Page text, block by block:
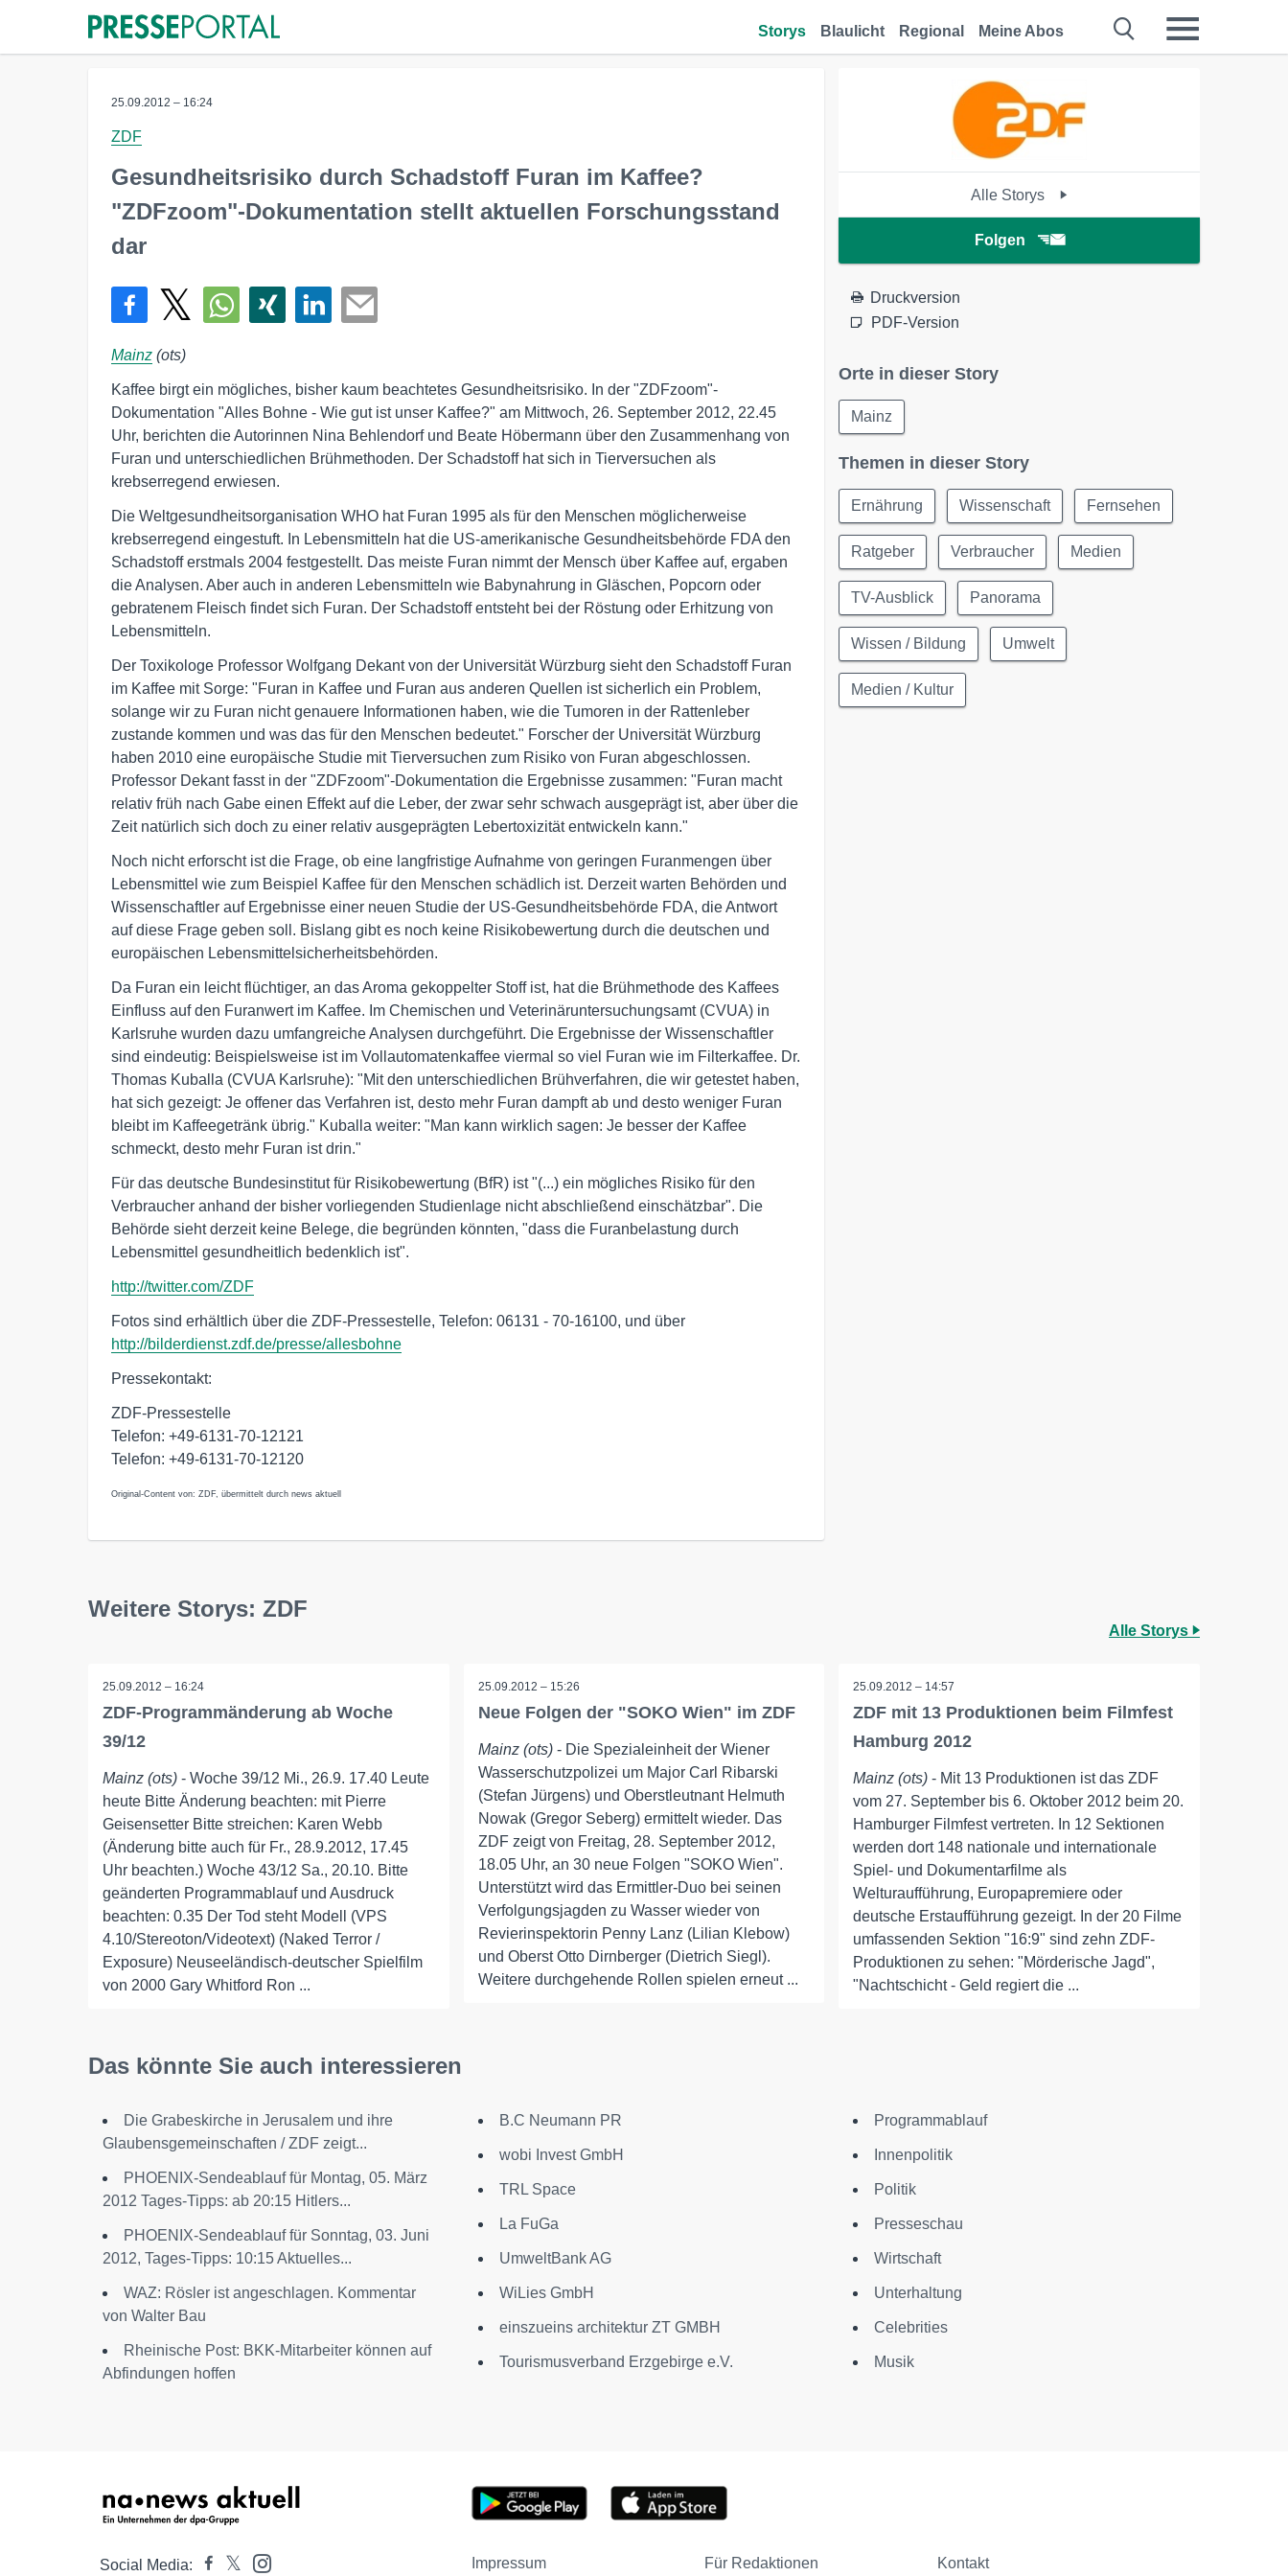
Storys Blaulicht Regional Meine Abos
25.09.2012 – 16:24
ZDF
Gesundheitsrisiko durch Schadstoff Furan im Kaffee?
"ZDFzoom"-Dokumentation stellt aktuellen Forschungsstand
dar
Mainz (ots)
Kaffee birgt ein mögliches, bisher kaum beachtetes Gesundheitsrisiko. In der "ZDFzoom"-
Dokumentation "Alles Bohne - Wie gut ist unser Kaffee?" am Mittwoch, 26. September 2012, 22.45
Uhr, berichten die Autorinnen Nina Behlendorf und Beate Höbermann über den Zusammenhang von
Furan und unterschiedlichen Brühmethoden. Der Schadstoff hat sich in Tierversuchen als
krebserregend erwiesen.
Die Weltgesundheitsorganisation WHO hat Furan 1995 als für den Menschen möglicherweise
krebserregend eingestuft. In Lebensmitteln hat die US-amerikanische Gesundheitsbehörde FDA den
Schadstoff erstmals 2004 festgestellt. Das meiste Furan nimmt der Mensch über Kaffee auf, ergaben
die Analysen. Aber auch in anderen Lebensmitteln wie Babynahrung in Gläschen, Popcorn oder
gebratenem Fleisch findet sich Furan. Der Schadstoff entsteht bei der Röstung oder Erhitzung von
Lebensmitteln.
Der Toxikologe Professor Wolfgang Dekant von der Universität Würzburg sieht den Schadstoff Furan
im Kaffee mit Sorge: "Furan in Kaffee und Furan aus anderen Quellen ist sicherlich ein Problem,
solange wir zu Furan nicht genauere Informationen haben, wie die Tumoren in der Rattenleber
zustande kommen und was das für den Menschen bedeutet." Forscher der Universität Würzburg
haben 2010 eine europäische Studie mit Tierversuchen zum Risiko von Furan abgeschlossen.
Professor Dekant fasst in der "ZDFzoom"-Dokumentation die Ergebnisse zusammen: "Furan macht
relativ früh nach Gabe einen Effekt auf die Leber, der zwar sehr schwach ausgeprägt ist, aber über die
Zeit natürlich sich doch zu einer relativ ausgeprägten Lebertoxizität entwickeln kann."
Noch nicht erforscht ist die Frage, ob eine langfristige Aufnahme von geringen Furanmengen über
Lebensmittel wie zum Beispiel Kaffee für den Menschen schädlich ist. Derzeit warten Behörden und
Wissenschaftler auf Ergebnisse einer neuen Studie der US-Gesundheitsbehörde FDA, die Antwort
auf diese Frage geben soll. Bislang gibt es noch keine Risikobewertung durch die deutschen und
europäischen Lebensmittelsicherheitsbehörden.
Da Furan ein leicht flüchtiger, an das Aroma gekoppelter Stoff ist, hat die Brühmethode des Kaffees
Einfluss auf den Furanwert im Kaffee. Im Chemischen und Veterinäruntersuchungsamt (CVUA) in
Karlsruhe wurden dazu umfangreiche Analysen durchgeführt. Die Ergebnisse der Wissenschaftler
sind eindeutig: Beispielsweise ist im Vollautomatenkaffee viermal so viel Furan wie im Filterkaffee. Dr.
Thomas Kuballa (CVUA Karlsruhe): "Mit den unterschiedlichen Brühverfahren, die wir getestet haben,
hat sich gezeigt: Je offener das Verfahren ist, desto mehr Furan dampft ab und desto weniger Furan
bleibt im Kaffeegetränk übrig." Kuballa weiter: "Man kann wirklich sagen: Je besser der Kaffee
schmeckt, desto mehr Furan ist drin."
Für das deutsche Bundesinstitut für Risikobewertung (BfR) ist "(...) ein mögliches Risiko für den
Verbraucher anhand der bisher vorliegenden Studienlage nicht abschließend einschätzbar". Die
Behörde sieht derzeit keine Belege, die begründen könnten, "dass die Furanbelastung durch
Lebensmittel gesundheitlich bedenklich ist".
http://twitter.com/ZDF
Fotos sind erhältlich über die ZDF-Pressestelle, Telefon: 06131 - 70-16100, und über
http://bilderdienst.zdf.de/presse/allesbohne
Pressekontakt:
ZDF-Pressestelle
Telefon: +49-6131-70-12121
Telefon: +49-6131-70-12120
Original-Content von: ZDF, übermittelt durch news aktuell
Alle Storys
Folgen
Druckversion
PDF-Version
Orte in dieser Story
Mainz
Themen in dieser Story
Ernährung Wissenschaft Fernsehen
Ratgeber Verbraucher Medien
TV-Ausblick Panorama
Wissen / Bildung Umwelt
Medien / Kultur
Weitere Storys: ZDF
Alle Storys
25.09.2012 – 16:24
ZDF-Programmänderung ab Woche
39/12
Mainz (ots) - Woche 39/12 Mi., 26.9. 17.40 Leute
heute Bitte Änderung beachten: mit Pierre
Geisensetter Bitte streichen: Karen Webb
(Änderung bitte auch für Fr., 28.9.2012, 17.45
Uhr beachten.) Woche 43/12 Sa., 20.10. Bitte
geänderten Programmablauf und Ausdruck
beachten: 0.35 Der Tod steht Modell (VPS
4.10/Stereoton/Videotext) (Naked Terror /
Exposure) Neuseeländisch-deutscher Spielfilm
von 2000 Gary Whitford Ron ...
25.09.2012 – 15:26
Neue Folgen der "SOKO Wien" im ZDF
Mainz (ots)- Die Spezialeinheit der Wiener
Wasserschutzpolizei um Major Carl Ribarski
(Stefan Jürgens) und Oberstleutnant Helmuth
Nowak (Gregor Seberg) ermittelt wieder. Das
ZDF zeigt von Freitag, 28. September 2012,
18.05 Uhr, an 30 neue Folgen "SOKO Wien".
Unterstützt wird das Ermittler-Duo bei seinen
Verfolgungsjagden zu Wasser wieder von
Revierinspektorin Penny Lanz (Lilian Klebow)
und Oberst Otto Dirnberger (Dietrich Siegl).
Weitere durchgehende Rollen spielen erneut ...
25.09.2012 – 14:57
ZDF mit 13 Produktionen beim Filmfest
Hamburg 2012
Mainz (ots) - Mit 13 Produktionen ist das ZDF
vom 27. September bis 6. Oktober 2012 beim 20.
Hamburger Filmfest vertreten. In 12 Sektionen
werden dort 148 nationale und internationale
Spiel- und Dokumentarfilme als
Welturaufführung, Europapremiere oder
deutsche Erstaufführung gezeigt. In der 20 Filme
umfassenden Sektion "16:9" sind zehn ZDF-
Produktionen zu sehen: "Mörderische Jagd",
"Nachtschicht - Geld regiert die ...
Das könnte Sie auch interessieren
Die Grabeskirche in Jerusalem und ihre
Glaubensgemeinschaften / ZDF zeigt...
PHOENIX-Sendeablauf für Montag, 05. März
2012 Tages-Tipps: ab 20:15 Hitlers...
PHOENIX-Sendeablauf für Sonntag, 03. Juni
2012, Tages-Tipps: 10:15 Aktuelles...
WAZ: Rösler ist angeschlagen. Kommentar
von Walter Bau
Rheinische Post: BKK-Mitarbeiter können auf
Abfindungen hoffen
B.C Neumann PR
wobi Invest GmbH
TRL Space
La FuGa
UmweltBank AG
WiLies GmbH
einszueins architektur ZT GMBH
Tourismusverband Erzgebirge e.V.
Programmablauf
Innenpolitik
Politik
Presseschau
Wirtschaft
Unterhaltung
Celebrities
Musik
Social Media: Impressum Für Redaktionen Kontakt